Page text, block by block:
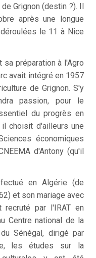
Grignon (destin ?). Il
après une longue
le 11 à Nice
préparation à l'Agro
avait intégré en 1957
de Grignon. S'y
passion, pour le
du progrès en
choisit d'ailleurs une
économiques
d'Antony (qu'il
en Algérie (de
et son mariage avec
recruté par l'IRAT en
Centre national de la
Sénégal, dirigé par
les études sur la